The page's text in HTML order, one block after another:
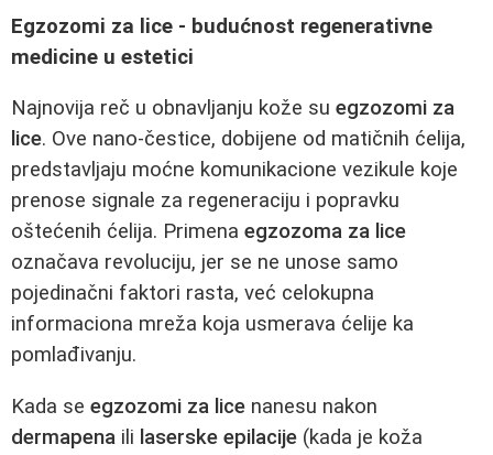
Egzozomi za lice - budućnost regenerativne
medicine u estetici
Najnovija reč u obnavljanju kože su egzozomi za
lice. Ove nano-čestice, dobijene od matičnih ćelija,
predstavljaju moćne komunikacione vezikule koje
prenose signale za regeneraciju i popravku
oštećenih ćelija. Primena egzozoma za lice
označava revoluciju, jer se ne unose samo
pojedinačni faktori rasta, već celokupna
informaciona mreža koja usmerava ćelije ka
pomlađivanju.
Kada se egzozomi za lice nanesu nakon
dermapena ili laserske epilacije (kada je koža